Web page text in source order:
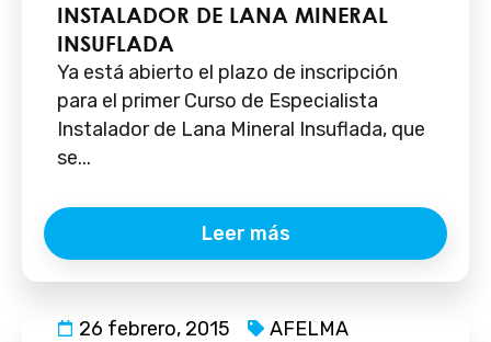
INSTALADOR DE LANA MINERAL
INSUFLADA
Ya está abierto el plazo de inscripción
para el primer Curso de Especialista
Instalador de Lana Mineral Insuflada, que
se...
Leer más
26 febrero, 2015 AFELMA